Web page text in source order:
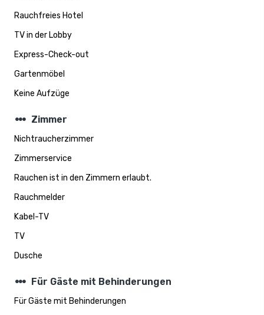
Rauchfreies Hotel
TV in der Lobby
Express-Check-out
Gartenmöbel
Keine Aufzüge
steppers Zimmer
Nichtraucherzimmer
Zimmerservice
Rauchen ist in den Zimmern erlaubt.
Rauchmelder
Kabel-TV
TV
Dusche
steppers Für Gäste mit Behinderungen
Für Gäste mit Behinderungen